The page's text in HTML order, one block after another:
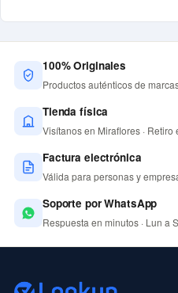
100% Originales
Productos auténticos de
Tienda física
Visítanos en Miraflores · Retiro
Factura electrónica
Válida para personas y
Soporte por WhatsApp
Respuesta en minutos · Lun a